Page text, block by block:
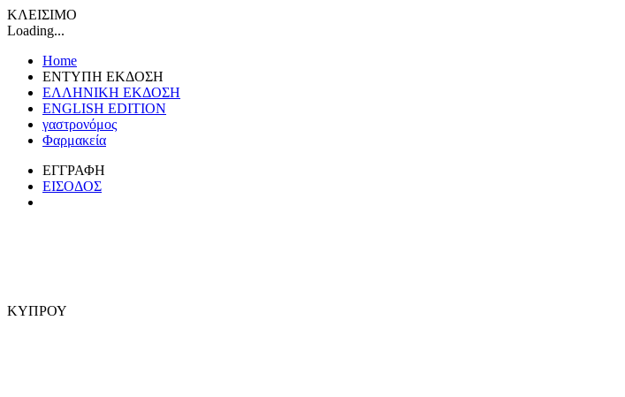
ΚΛΕΙΣΙΜΟ
Loading...
Home
ΕΝΤΥΠΗ ΕΚΔΟΣΗ
ΕΛΛΗΝΙΚΗ ΕΚΔΟΣΗ
ENGLISH EDITION
γαστρονόμος
Φαρμακεία
ΕΓΓΡΑΦΗ
ΕΙΣΟΔΟΣ
ΚΥΠΡΟΥ